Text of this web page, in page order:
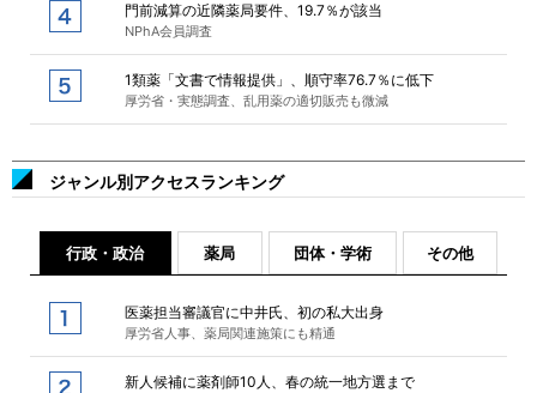
門前減算の近隣薬局要件、19.7％が該当
NPhA会員調査
1類薬「文書で情報提供」、順守率76.7％に低下
厚労省・実態調査、乱用薬の適切販売も微減
ジャンル別アクセスランキング
行政・政治 薬局 団体・学術 その他
医薬担当審議官に中井氏、初の私大出身
厚労省人事、薬局関連施策にも精通
新人候補に薬剤師10人、春の統一地方選まで